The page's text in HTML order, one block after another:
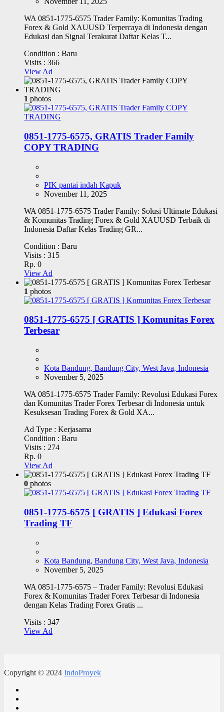
WA 0851-1775-6575 Trader Family: Komunitas Trading
Forex & Gold XAUUSD Terpercaya di Indonesia dengan
Edukasi dan Signal Terakurat Daftar Kelas T...
Condition : Baru
Visits : 366
View Ad
1 photos
0851-1775-6575, GRATIS Trader Family
COPY TRADING
PIK pantai indah Kapuk
November 11, 2025
WA 0851-1775-6575 Trader Family: Solusi Ultimate Edukasi
& Komunitas Trading Forex & Gold XAUUSD Terbaik di
Indonesia Daftar Kelas Trading GR...
Condition : Baru
Visits : 315
Rp. 0
View Ad
1 photos
0851-1775-6575 [ GRATIS ] Komunitas Forex
Terbesar
Kota Bandung, Bandung City, West Java, Indonesia
November 5, 2025
WA 0851-1775-6575 Trader Family: Revolusi Edukasi Forex
dan Komunitas Trader Forex Terbesar di Indonesia untuk
Kesuksesan Trading Forex & Gold XA...
Ad Type : Kerjasama
Condition : Baru
Visits : 274
Rp. 0
View Ad
0 photos
0851-1775-6575 [ GRATIS ] Edukasi Forex
Trading TF
Kota Bandung, Bandung City, West Java, Indonesia
November 5, 2025
WA 0851-1775-6575 – Trader Family: Revolusi Edukasi
Forex & Komunitas Trader Forex Terbesar di Indonesia
dengan Kelas Trading Forex Gratis ...
Visits : 347
View Ad
Copyright © 2024 IndoProyek